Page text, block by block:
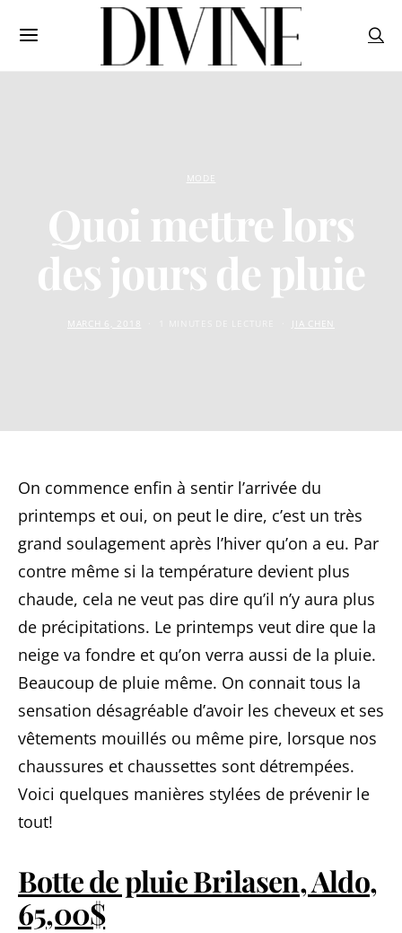
MODE
Quoi mettre lors
des jours de pluie
MARCH 6, 2018 JIA CHEN
On commence enfin à sentir l’arrivée du
printemps et oui, on peut le dire, c’est un très
grand soulagement après l’hiver qu’on a eu. Par
contre même si la température devient plus
chaude, cela ne veut pas dire qu’il n’y aura plus
de précipitations. Le printemps veut dire que la
neige va fondre et qu’on verra aussi de la pluie.
Beaucoup de pluie même. On connait tous la
sensation désagréable d’avoir les cheveux et ses
vêtements mouillés ou même pire, lorsque nos
chaussures et chaussettes sont détrempées.
Voici quelques manières stylées de prévenir le
tout!
Botte de pluie Brilasen, Aldo,
65,00$